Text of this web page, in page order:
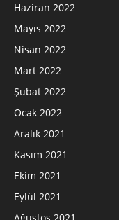
Haziran 2022
Mayıs 2022
Nisan 2022
Mart 2022
Şubat 2022
Ocak 2022
Aralık 2021
Kasım 2021
Ekim 2021
Eylül 2021